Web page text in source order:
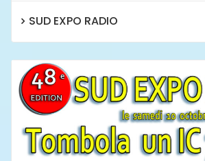
SUD EXPO RADIO